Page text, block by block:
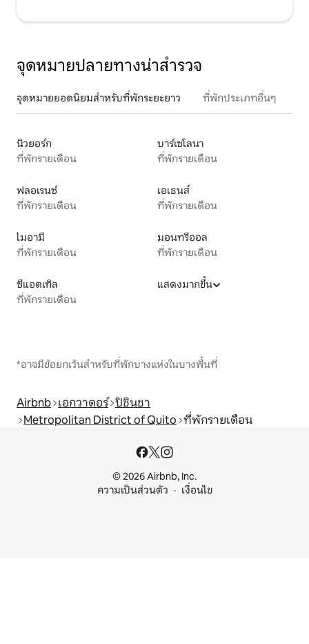
จุดหมายปลายทางน่าสำรวจ
จุดหมายยอดนิยมสำหรับที่พักระยะยาว ที่พักประเภทอื่นๆ
นิวยอร์ก
ที่พักรายเดือน
บาร์เซโลนา
ที่พักรายเดือน
ฟลอเรนซ์
ที่พักรายเดือน
เอเธนส์
ที่พักรายเดือน
ไมอามี
ที่พักรายเดือน
มอนทรีออล
ที่พักรายเดือน
ซีแอตเทิล
ที่พักรายเดือน
แสดงมากขึ้น
*อาจมีข้อยกเว้นสำหรับที่พักบางแห่งในบางพื้นที่
Airbnb เอกวาดอร์ ปิชินชา
Metropolitan District of Quito ที่พักรายเดือน
© 2026 Airbnb, Inc.
ความเป็นส่วนตัว
เงื่อนไข